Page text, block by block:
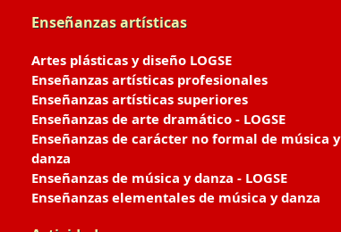
Enseñanzas artísticas
Artes plásticas y diseño LOGSE
Enseñanzas artísticas profesionales
Enseñanzas artísticas superiores
Enseñanzas de arte dramático - LOGSE
Enseñanzas de carácter no formal de música y
danza
Enseñanzas de música y danza - LOGSE
Enseñanzas elementales de música y danza